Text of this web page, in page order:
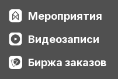
Мероприятия
Видеозаписи
Биржа заказов